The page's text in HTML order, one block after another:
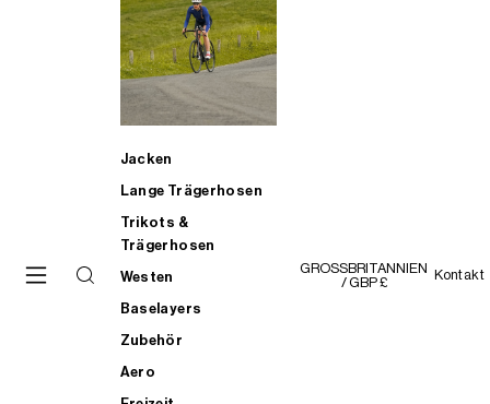
Jacken
Lange Trägerhosen
Trikots &
Trägerhosen
Westen
Baselayers
Zubehör
Aero
GROSSBRITANNIEN
/ GBP £
Kontakt